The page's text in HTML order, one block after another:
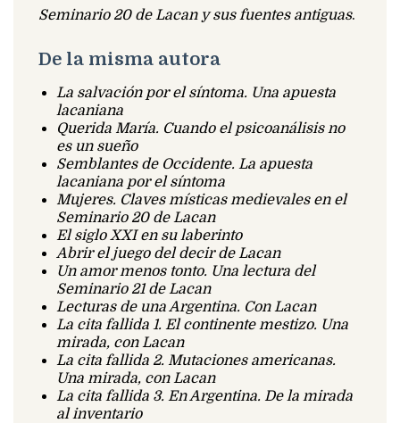
Seminario 20 de Lacan y sus fuentes antiguas.
De la misma autora
La salvación por el síntoma. Una apuesta
lacaniana
Querida María. Cuando el psicoanálisis no
es un sueño
Semblantes de Occidente. La apuesta
lacaniana por el síntoma
Mujeres. Claves místicas medievales en el
Seminario 20 de Lacan
El siglo XXI en su laberinto
Abrir el juego del decir de Lacan
Un amor menos tonto. Una lectura del
Seminario 21 de Lacan
Lecturas de una Argentina. Con Lacan
La cita fallida 1. El continente mestizo. Una
mirada, con Lacan
La cita fallida 2. Mutaciones americanas.
Una mirada, con Lacan
La cita fallida 3. En Argentina. De la mirada
al inventario